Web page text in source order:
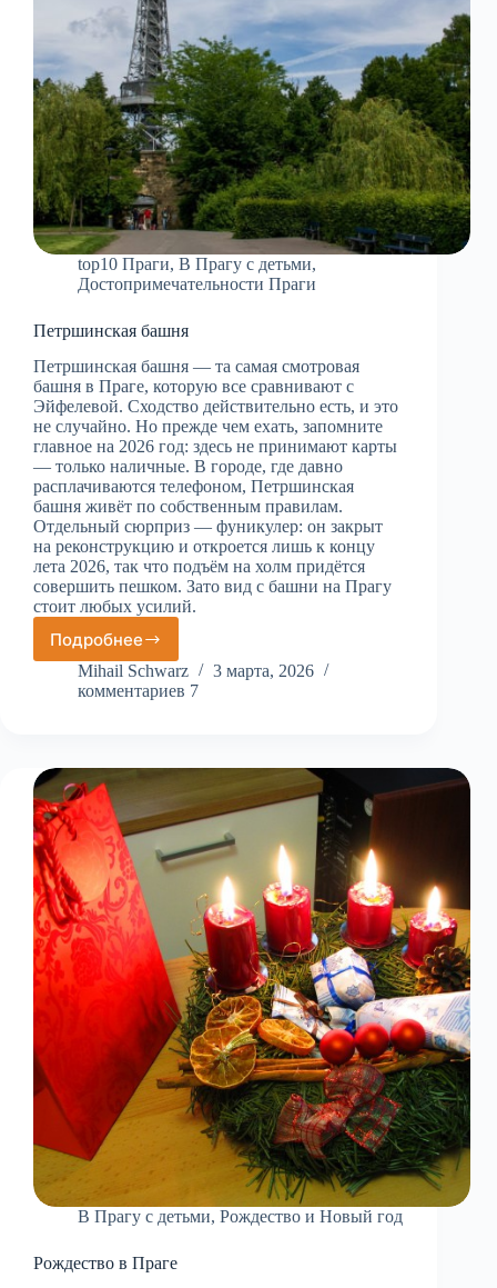
top10 Праги, В Прагу с детьми,
Достопримечательности Праги
Петршинская башня
Петршинская башня — та самая смотровая
башня в Праге, которую все сравнивают с
Эйфелевой. Сходство действительно есть, и это
не случайно. Но прежде чем ехать, запомните
главное на 2026 год: здесь не принимают карты
— только наличные. В городе, где давно
расплачиваются телефоном, Петршинская
башня живёт по собственным правилам.
Отдельный сюрприз — фуникулер: он закрыт
на реконструкцию и откроется лишь к концу
лета 2026, так что подъём на холм придётся
совершить пешком. Зато вид с башни на Прагу
стоит любых усилий.
ПодробнееПетршинская
башня
Mihail Schwarz
3 марта, 2026
комментариев 7
В Прагу с детьми, Рождество и Новый год
Рождество в Праге